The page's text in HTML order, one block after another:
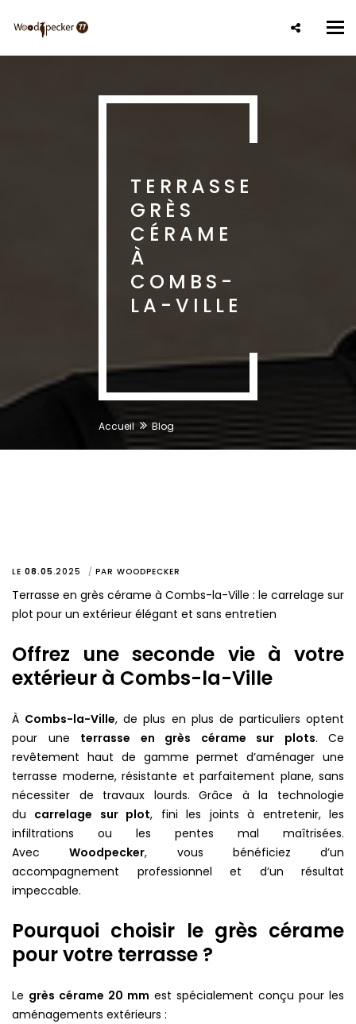
contenu
TERRASSE
GRÈS
CÉRAME
À
COMBS-
LA-VILLE
Accueil Blog
LE 08.05 .2025 PAR WOODPECKER
Terrasse en grès cérame à Combs-la-Ville : le carrelage sur
plot pour un extérieur élégant et sans entretien
Offrez une seconde vie à votre
extérieur à Combs-la-Ville
À Combs-la-Ville, de plus en plus de particuliers optent
pour une terrasse en grès cérame sur plots. Ce
revêtement haut de gamme permet d’aménager une
terrasse moderne, résistante et parfaitement plane, sans
nécessiter de travaux lourds. Grâce à la technologie
du carrelage sur plot, fini les joints à entretenir, les
infiltrations ou les pentes mal maîtrisées.
AvecWoodpecker, vous bénéficiez d’un
accompagnement professionnel et d’un résultat
impeccable.
Pourquoi choisir le grès cérame
pour votre terrasse ?
Le grès cérame 20 mm est spécialement conçu pour les
aménagements extérieurs :